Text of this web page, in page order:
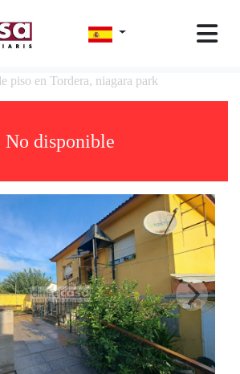
piso en Tordera, niagara park
No disponible